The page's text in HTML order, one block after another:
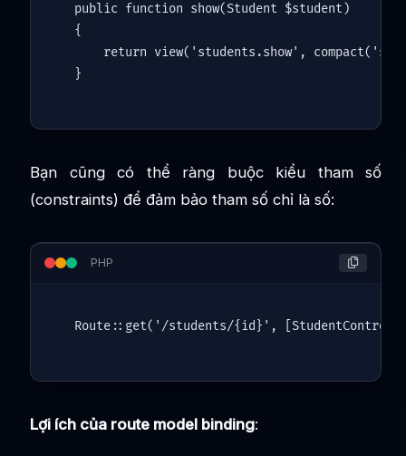
public function show(Student $student )
{
return view( 'students.show' , compact(
Bạn cũng có thể ràng buộc kiểu tham số
(constraints) để đảm bảo tham số chỉ là số:
PHP
Route :: get( '/students/{id}' , [
Lợi ích của route model binding: